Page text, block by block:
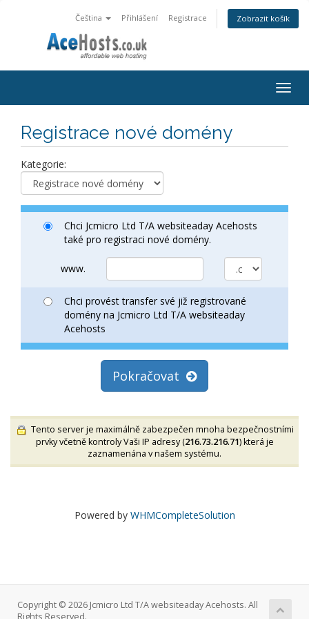
Čeština Přihlášení Registrace Zobrazit košík
Registrace nové domény
Kategorie:
Chci Jcmicro Ltd T/A websiteaday Acehosts
také pro registraci nové domény.
www.
Chci provést transfer své již registrované
domény na Jcmicro Ltd T/A websiteaday
Acehosts
Pokračovat
Tento server je maximálně zabezpečen mnoha bezpečnostními
prvky včetně kontroly Vaši IP adresy (216.73.216.71) která je
zaznamenána v našem systému.
Powered by WHMCompleteSolution
Copyright © 2026 Jcmicro Ltd T/A websiteaday Acehosts. All
Rights Reserved.